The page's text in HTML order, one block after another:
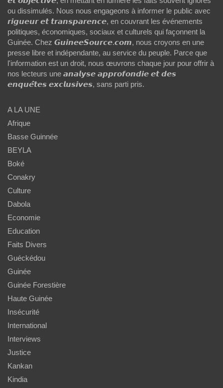
ou dissimulés. Nous nous engageons à informer le public avec
𝙧𝙞𝙜𝙪𝙚𝙪𝙧 𝙚𝙩 𝙩𝙧𝙖𝙣𝙨𝙥𝙖𝙧𝙚𝙣𝙘𝙚, en couvrant les événements
politiques, économiques, sociaux et culturels qui façonnent la
Guinée. Chez 𝙂𝙪𝙞𝙣𝙚𝙚𝙎𝙤𝙪𝙧𝙘𝙚.𝙘𝙤𝙢, nous croyons en une
presse libre et indépendante, au service du peuple. Parce que
l'information est un droit, nous œuvrons chaque jour pour offrir à
nos lecteurs une 𝙖𝙣𝙖𝙡𝙮𝙨𝙚 𝙖𝙥𝙥𝙧𝙤𝙛𝙤𝙣𝙙𝙞𝙚 𝙚𝙩 𝙙𝙚𝙨
𝙚𝙣𝙦𝙪𝙚̂𝙩𝙚𝙨 𝙚𝙭𝙘𝙡𝙪𝙨𝙞𝙫𝙚𝙨, sans parti pris.
A LA UNE
Afrique
Basse Guinnée
BEYLA
Boké
Conakry
Culture
Dabola
Economie
Education
Faits Divers
Guéckédou
Guinée
Guinée Forestière
Haute Guinée
Insécurité
International
Interviews
Justice
Kankan
Kindia